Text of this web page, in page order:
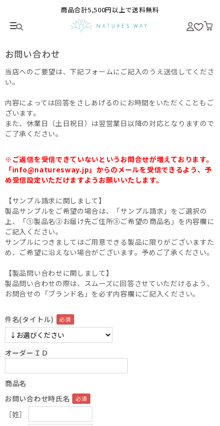
商品合計5,500円以上で送料無料
お問い合わせ
当店へのご要望は、下記フォームにご記入のうえ送信してくださ
い。
内容によっては回答をさしあげるのにお時間をいただくこともご
ざいます。
また、休業日（土日祝日）は翌営業日以降の対応となりますので
ご了承ください。
※ご返信を受信できていないというお問合せが増えております。
「info@naturesway.jp」からのメールを受信できるよう、予
め受信設定いただけますようお願いいたします。
【サンプル請求に関しまして】
製品サンプルをご希望の場合は、「サンプル請求」をご選択の
上、「①製品名②お届け先ご住所③ご希望の商品名」を内容欄に
ご記入ください。
サンプルにつきましてはご用意できる製品に限りがございますた
め、ご希望に沿えない場合がございます。予めご了承ください。
【製品問い合わせに関しまして】
製品問い合わせの際は、スムーズに回答させていただけるよう、
お問合せの「ブランド名」を必ず内容欄にご記入ください。
件名(タイトル)
オーダーＩＤ
商品名
お問い合わせ時氏名
［姓］